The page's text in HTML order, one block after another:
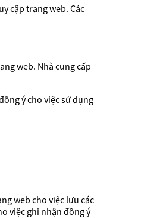
cập trang web. Các
web. Nhà cung cấp
ý cho việc sử dụng
web cho việc lưu các
việc ghi nhận đồng ý